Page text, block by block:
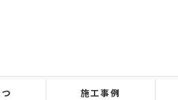
施工事例